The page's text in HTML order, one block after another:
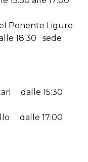
Ponente Ligure
18:30 sede
dalle 15:30
dalle 17:00